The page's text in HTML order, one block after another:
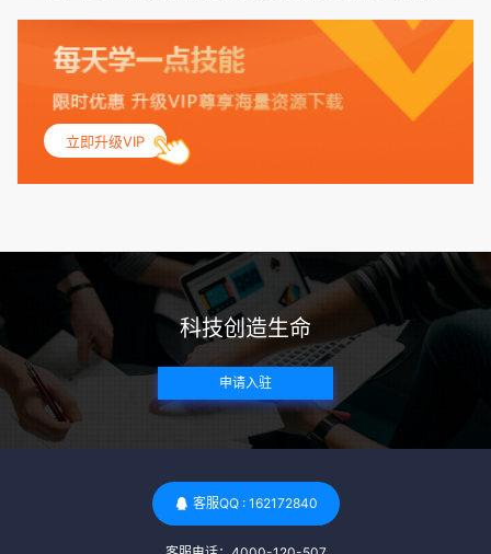
量指数（BMI）：捐赠者的BMI通常需要在正常范围内，以确
保其身体健康状况良好。过高的BMI可能与多种健康问题相关
联，包括不孕症和妊娠并发症。 生殖健康：捐赠者需要有规律
的月经期，无生殖障碍或异常问题。此外，还需要进行详细的
妇科检查，以确保其生殖系统的健康。 遗传病史与家族病史：
捐赠者及其家庭成员需要无严重的遗传病史、精神病史和传染
病史。这通常需要通过基因检测、家族史调查和医疗记录审查
带任何可传染给受卵者的病原体。 药物与生活习惯：捐赠者需
要是非尼古丁使用者、非吸烟者、非吸毒者，并且未使用可能
影响卵子质量的药物，如某些精神药物和避孕植入物。 学历与
心理标准 学历要求：部分卵子库对捐赠者的学历有一定要求，
但这并非普遍标准。一些卵子库可能更倾向于选择受过高等教
育的女性作为捐赠者，但这并不是绝对的筛选条件。 心理状态
评估：捐赠者需要进行心理状态评估，以确定其对捐赠过程的
于确保捐赠者在捐赠过程中保持积极的心态，并理解其捐赠行
为的意义。 其他标准 责任心与沟通能力：由于捐卵过程的时
立即升级VIP
科技创造生命
申请入驻
客服QQ : 162172840